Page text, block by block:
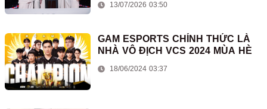
13/07/2026 03:50
GAM ESPORTS CHÍNH THỨC LÀ
NHÀ VÔ ĐỊCH VCS 2024 MÙA HÈ
18/06/2024 03:37